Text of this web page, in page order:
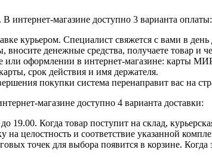
интернет-магазине доступно 3 варианта оплаты:
курьером. Специалист свяжется с вами в
вносите денежные средства, получаете товар и
или оформлении в интернет-магазине: карты
срок действия и имя держателя.
покупки система перенаправит вас на
магазине доступно 4 варианта доставки:
до 19.00. Когда товар поступит на склад,
на целостность и соответствие указанной
точек для выбора появится в корзине.